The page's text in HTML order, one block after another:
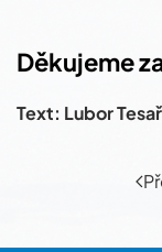
Děkujeme
Text: Lubor